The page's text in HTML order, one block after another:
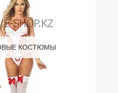
КОСТЮМЫ